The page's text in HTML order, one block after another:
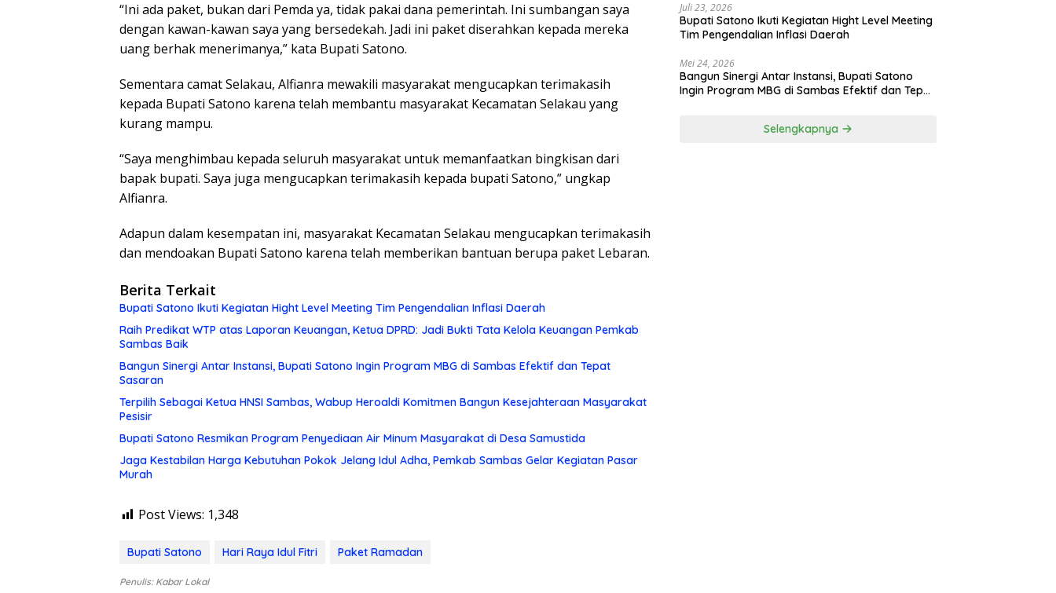
“Ini ada paket, bukan dari Pemda ya, tidak pakai dana pemerintah. Ini sumbangan saya
dengan kawan-kawan saya yang bersedekah. Jadi ini paket diserahkan kepada mereka
uang berhak menerimanya,” kata Bupati Satono.
Sementara camat Selakau, Alfianra mewakili masyarakat mengucapkan terimakasih
kepada Bupati Satono karena telah membantu masyarakat Kecamatan Selakau yang
kurang mampu.
“Saya menghimbau kepada seluruh masyarakat untuk memanfaatkan bingkisan dari
bapak bupati. Saya juga mengucapkan terimakasih kepada bupati Satono,” ungkap
Alfianra.
Adapun dalam kesempatan ini, masyarakat Kecamatan Selakau mengucapkan terimakasih
dan mendoakan Bupati Satono karena telah memberikan bantuan berupa paket Lebaran.
Berita Terkait
Bupati Satono Ikuti Kegiatan Hight Level Meeting Tim Pengendalian Inflasi Daerah
Raih Predikat WTP atas Laporan Keuangan, Ketua DPRD: Jadi Bukti Tata Kelola Keuangan Pemkab
Sambas Baik
Bangun Sinergi Antar Instansi, Bupati Satono Ingin Program MBG di Sambas Efektif dan Tepat
Sasaran
Terpilih Sebagai Ketua HNSI Sambas, Wabup Heroaldi Komitmen Bangun Kesejahteraan Masyarakat
Pesisir
Bupati Satono Resmikan Program Penyediaan Air Minum Masyarakat di Desa Samustida
Jaga Kestabilan Harga Kebutuhan Pokok Jelang Idul Adha, Pemkab Sambas Gelar Kegiatan Pasar
Murah
Post Views: 1,348
Bupati Satono Hari Raya Idul Fitri Paket Ramadan
Penulis: Kabar Lokal
Juli 23, 2026
Bupati Satono Ikuti Kegiatan Hight Level Meeting
Tim Pengendalian Inflasi Daerah
Mei 24, 2026
Bangun Sinergi Antar Instansi, Bupati Satono
Ingin Program MBG di Sambas Efektif dan Tepat
Selengkapnya